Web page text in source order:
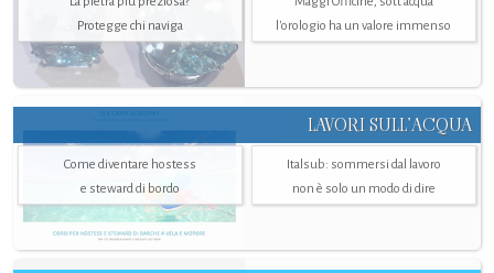
Protegge chi naviga
l'orologio ha un valore immenso
LAVORI SULL’ACQUA
Come diventare hostess
e steward di bordo
Italsub: sommersi dal lavoro
non è solo un modo di dire